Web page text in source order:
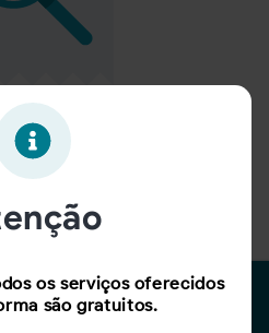
expirada!
os serviços oferecidos
são gratuitos.